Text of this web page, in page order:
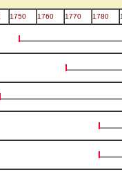
1750 1760 1770 1780